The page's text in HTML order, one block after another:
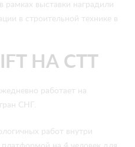
рамках выставки наградили
в строительной технике в
НА СТТ
работает на
СНГ.
работ внутри